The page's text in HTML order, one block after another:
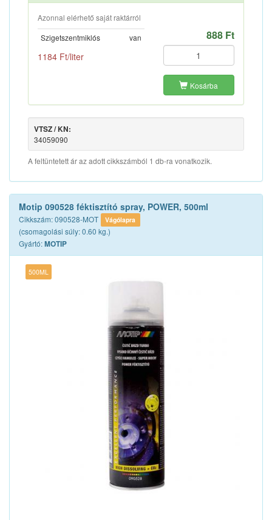
Azonnal elérhető saját raktárról
Szigetszentmiklós
van
1184 Ft/liter
888 Ft
Kosárba
VTSZ / KN:
34059090
A feltüntetett ár az adott cikkszámból 1 db-ra vonatkozik.
Motip 090528 féktisztító spray, POWER, 500ml
Cikkszám: 090528-MOT Vágólapra
(csomagolási súly: 0.60 kg.)
Gyártó:MOTIP
500ML